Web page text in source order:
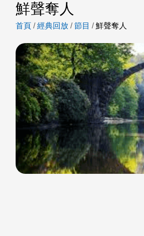
鮮聲奪人
首頁 /經典回放 /節目 /鮮聲奪人